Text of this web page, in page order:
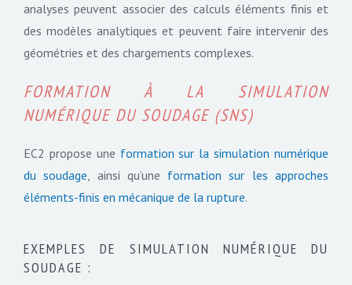
analyses peuvent associer des calculs éléments finis et
des modèles analytiques et peuvent faire intervenir des
géométries et des chargements complexes.
FORMATION À LA SIMULATION
NUMÉRIQUE DU SOUDAGE (SNS)
EC2 propose une formation sur la simulation numérique
du soudage, ainsi qu’une formation sur les approches
éléments-finis en mécanique de la rupture.
EXEMPLES DE SIMULATION NUMÉRIQUE DU
SOUDAGE :